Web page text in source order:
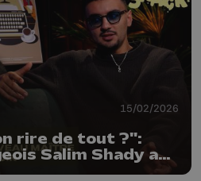
15/02/2026
rire de tout ?":
Salim Shady a
l'humour noir